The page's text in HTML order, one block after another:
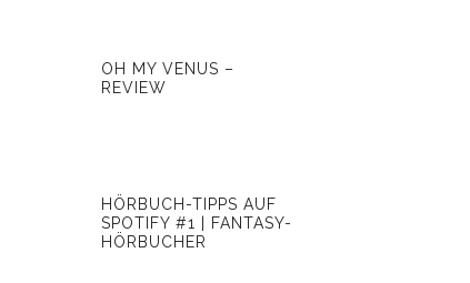
OH MY VENUS –
REVIEW
HÖRBUCH-TIPPS AUF
SPOTIFY #1 | FANTASY-
HÖRBUCHER